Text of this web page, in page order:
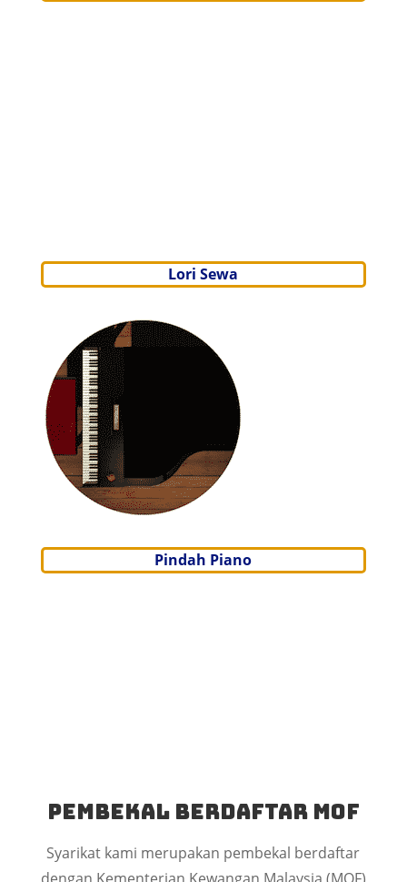
Lori Sewa
Pindah Piano
Pembekal Berdaftar MOF
Syarikat kami merupakan pembekal berdaftar